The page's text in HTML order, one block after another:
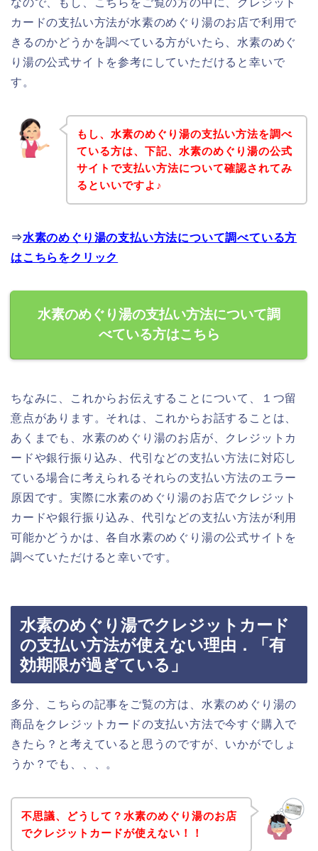
なので、もし、こちらをご覧の方の中に、クレジット
カードの支払い方法が水素のめぐり湯のお店で利用で
きるのかどうかを調べている方がいたら、水素のめぐ
り湯の公式サイトを参考にしていただけると幸いで
す。
もし、水素のめぐり湯の支払い方法を調べ
ている方は、下記、水素のめぐり湯の公式
サイトで支払い方法について確認されてみ
るといいですよ♪
⇒水素のめぐり湯の支払い方法について調べている方
はこちらをクリック
水素のめぐり湯の支払い方法について調
べている方はこちら
ちなみに、これからお伝えすることについて、１つ留
意点があります。それは、これからお話することは、
あくまでも、水素のめぐり湯のお店が、クレジットカ
ードや銀行振り込み、代引などの支払い方法に対応し
ている場合に考えられるそれらの支払い方法のエラー
原因です。実際に水素のめぐり湯のお店でクレジット
カードや銀行振り込み、代引などの支払い方法が利用
可能かどうかは、各自水素のめぐり湯の公式サイトを
調べていただけると幸いです。
水素のめぐり湯でクレジットカード
の支払い方法が使えない理由．「有
効期限が過ぎている」
多分、こちらの記事をご覧の方は、水素のめぐり湯の
商品をクレジットカードの支払い方法で今すぐ購入で
きたら？と考えていると思うのですが、いかがでしょ
うか？でも、、、。
不思議、どうして？水素のめぐり湯のお店
でクレジットカードが使えない！！